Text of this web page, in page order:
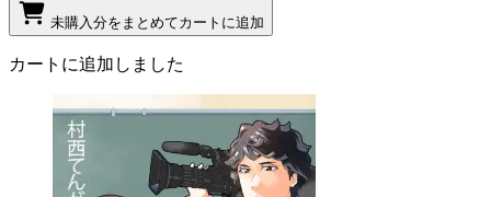
未購入分をまとめてカートに追加
カートに追加しました